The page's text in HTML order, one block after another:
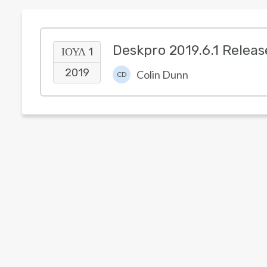
ΙΟΥΛ 1
2019
Deskpro 2019.6.1
CD Colin Dunn